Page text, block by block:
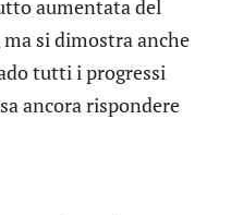
aumentata del
si dimostra anche
tutti i progressi
ancora rispondere